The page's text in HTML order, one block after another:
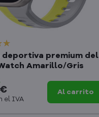
deportiva premium del
Amarillo/Gris
el IVA
Al carrito